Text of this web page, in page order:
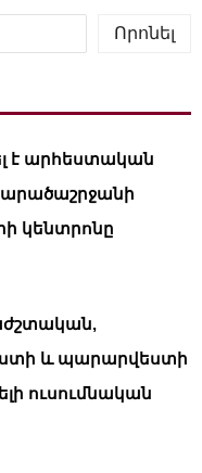
Որոնել
է արհեստական
կենտրոնը
և պարարվեստի
ուսումնական